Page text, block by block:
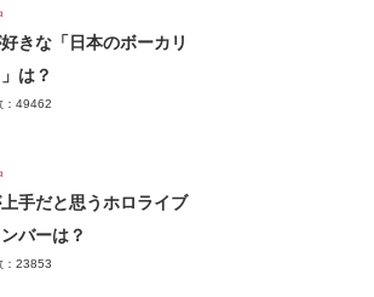
きな「日本のボーカリ
は？
：49462
手だと思うホロライブ
バーは？
：23853